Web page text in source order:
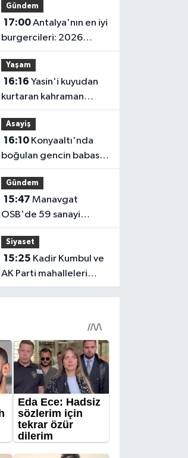
Özdemir'in oluru ortaya
çıktı
Gündem
17:00Antalya'nın en iyi
burgercileri: 2026
fiyatları
Yaşam
16:16
kurtaran kahraman
itfaiyeciden hastanede
ziyaret
Asayiş
16:10Konyaaltı'nda
boğulan gencin babası:
"Ciğerimi yaktın
babam"
Gündem
15:47
OSB'de 59 sanayi
parseli yatırımcı bekliyor
Siyaset
15:25
AK Parti mahalleleri
gezdi